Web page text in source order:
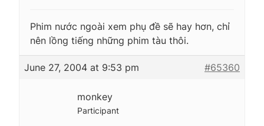
Phim nước ngoài xem phụ đề sẽ hay hơn, chỉ
nên lồng tiếng những phim tàu thôi.
June 27, 2004 at 9:53 pm #65360
monkey
Participant